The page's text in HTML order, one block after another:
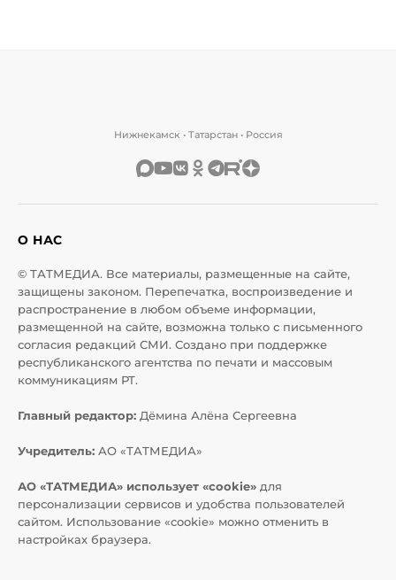
Нижнекамск • Татарстан • Россия
О НАС
© ТАТМЕДИА. Все материалы, размещенные на сайте,
защищены законом. Перепечатка, воспроизведение и
распространение в любом объеме информации,
размещенной на сайте, возможна только с письменного
согласия редакций СМИ. Создано при поддержке
республиканского агентства по печати и массовым
коммуникациям РТ.
Главный редактор: Дёмина Алёна Сергеевна
Учредитель: АО «ТАТМЕДИА»
АО «ТАТМЕДИА» использует «cookie» для
персонализации сервисов и удобства пользователей
сайтом. Использование «cookie» можно отменить в
настройках браузера.